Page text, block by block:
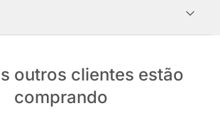
outros clientes estão
comprando